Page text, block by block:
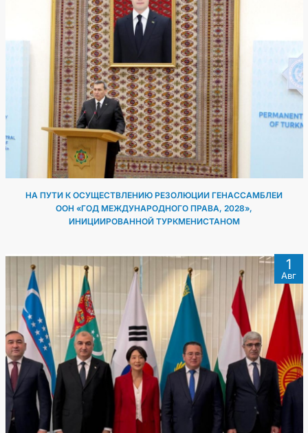
НА ПУТИ К ОСУЩЕСТВЛЕНИЮ РЕЗОЛЮЦИИ ГЕНАССАМБЛЕИ
ООН «ГОД МЕЖДУНАРОДНОГО ПРАВА, 2028»,
ИНИЦИИРОВАННОЙ ТУРКМЕНИСТАНОМ
1
Авг